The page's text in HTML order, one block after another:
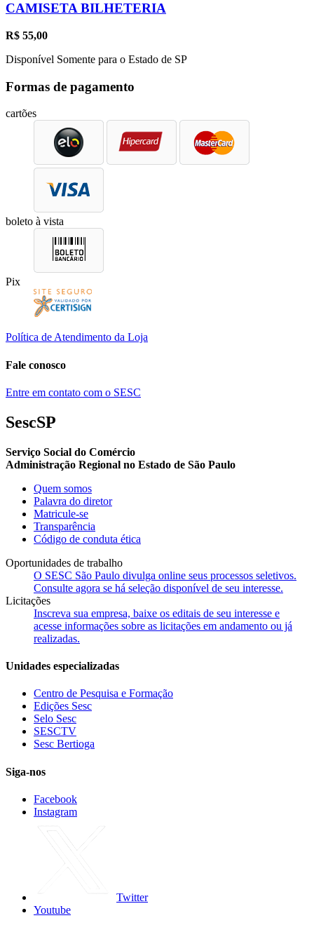
CAMISETA BILHETERIA
R$ 55,00
Disponível Somente para o Estado de SP
Formas de pagamento
cartões
boleto à vista
Pix
Política de Atendimento da Loja
Fale conosco
Entre em contato com o SESC
SescSP
Serviço Social do Comércio
Administração Regional no Estado de São Paulo
Quem somos
Palavra do diretor
Matricule-se
Transparência
Código de conduta ética
Oportunidades de trabalho
O SESC São Paulo divulga online seus processos seletivos.
Consulte agora se há seleção disponível de seu interesse.
Licitações
Inscreva sua empresa, baixe os editais de seu interesse e
acesse informações sobre as licitações em andamento ou já
realizadas.
Unidades especializadas
Centro de Pesquisa e Formação
Edições Sesc
Selo Sesc
SESCTV
Sesc Bertioga
Siga-nos
Facebook
Instagram
Twitter
Youtube